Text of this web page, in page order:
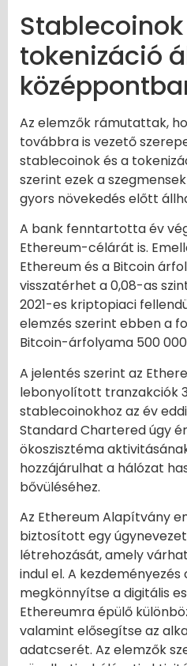
tokenizáció
Az elemzők rámutattak,
továbbra is vezető
stablecoinok és a
szerint ezek a
gyors növekedés előtt
A bank fenntartotta év
Ethereum-célárát is.
Ethereum és a Bitcoin
visszatérhet a 0,08-as
2021-es kriptopiaci
elemzés szerint ebben a
Bitcoin-árfolyama 500
A jelentés szerint az
lebonyolított tranzakciók
stablecoinokhoz az év
Standard Chartered úgy
ökoszisztéma
hozzájárulhat a hálózat
bővüléséhez.
Az Ethereum Alapítvány
biztosított egy
létrehozását, amely
indul el. A kezdeményezés
megkönnyítse a digitális
Ethereumra épülő
valamint elősegítse az
adatcserét. Az elemzők